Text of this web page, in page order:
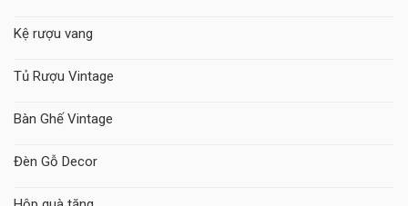
Kệ rượu vang
Tủ Rượu Vintage
Bàn Ghế Vintage
Đèn Gỗ Decor